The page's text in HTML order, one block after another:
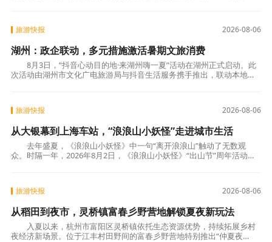
2026-08-06
旅游快报
湖州：政企联动，多元措施激活暑期文旅消费
8月3日，“抖音心动目的地·来湖州嗨一夏”活动在湖州正式启动。此
次活动由湖州市文化广电旅游局与抖音生活服务携手推出，联动本地景
2026-08-06
旅游快报
从大银幕到上海车站，“浪浪山小妖怪”走进城市生活
去年盛夏，《浪浪山小妖怪》中一句“离开浪浪山”触动了无数观
众。时隔一年，2026年8月2日，《浪浪山小妖怪》“出山节”周年活动正
2026-08-06
旅游快报
从稻田到夜市，灵桥镇富春彡野营地解锁夏夜新玩法
入夏以来，杭州市富阳区灵桥镇依托生态资源优势，持续拓展乡村
夜经济新场景。位于江丰村田野间的富春彡野营地特别推出“仲夏夜